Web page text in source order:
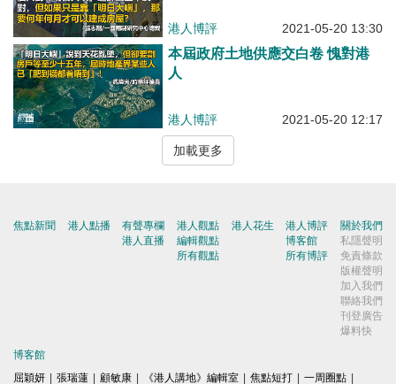
港人博評 2021-05-20 13:30
本屆政府土地供應交白卷 愧對港
人
港人博評 2021-05-20 12:17
加載更多
焦點新聞 港人點播
有聲專欄
港人直播
港人觀點
編輯觀點
所有觀點
港人花生
港人博評
博客館
所有博評
關於我們
私隱聲明
免責條款
版權聲明
加入我們
聯絡我們
刊登廣告
爆料快
博客館
屈穎妍 | 張瑞蓮 | 顧敏康 | 《港人講地》編輯室 | 焦點短打 | 一周圈點 |